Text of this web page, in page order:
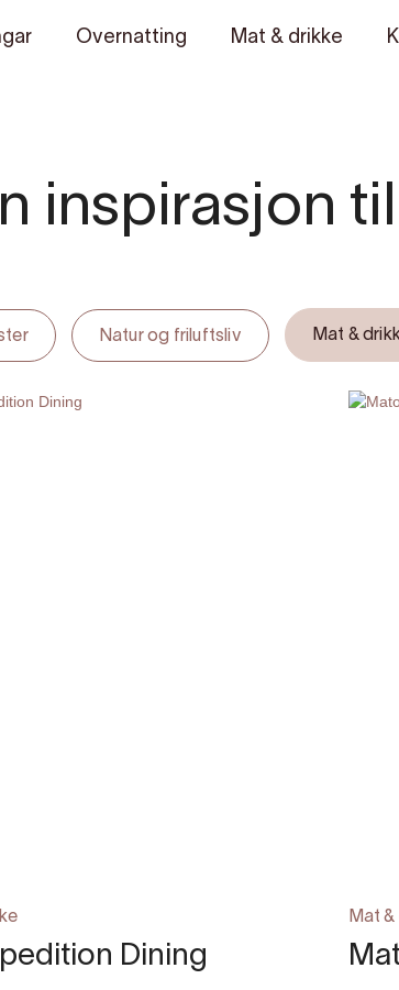
Overnatting Mat & drikke
inspirasjon
Natur og friluftsliv Mat &
Dining
Mat